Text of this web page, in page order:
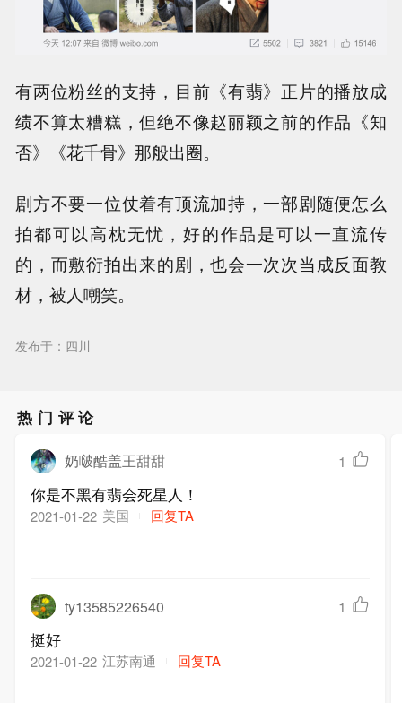
有两位粉丝的支持，目前《有翡》正片的播放成
绩不算太糟糕，但绝不像赵丽颖之前的作品《知
否》《花千骨》那般出圈。
剧方不要一位仗着有顶流加持，一部剧随便怎么
拍都可以高枕无忧，好的作品是可以一直流传
的，而敷衍拍出来的剧，也会一次次当成反面教
材，被人嘲笑。
发布于：四川
热门评论
奶啵酷盖王甜甜 1
你是不黑有翡会死星人！
2021-01-22 美国 回复TA
ty13585226540 1
挺好
2021-01-22 江苏南通 回复TA